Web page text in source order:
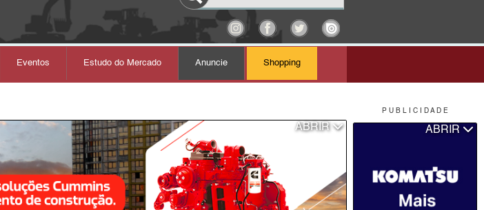
P U B L I C I D A D E
ABRIR
Eventos Estudo do Mercado Anuncie Shopping
ABRIR